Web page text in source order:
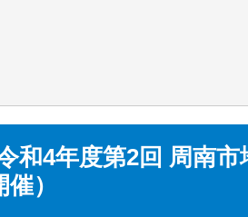
和4年度第2回 周南
）